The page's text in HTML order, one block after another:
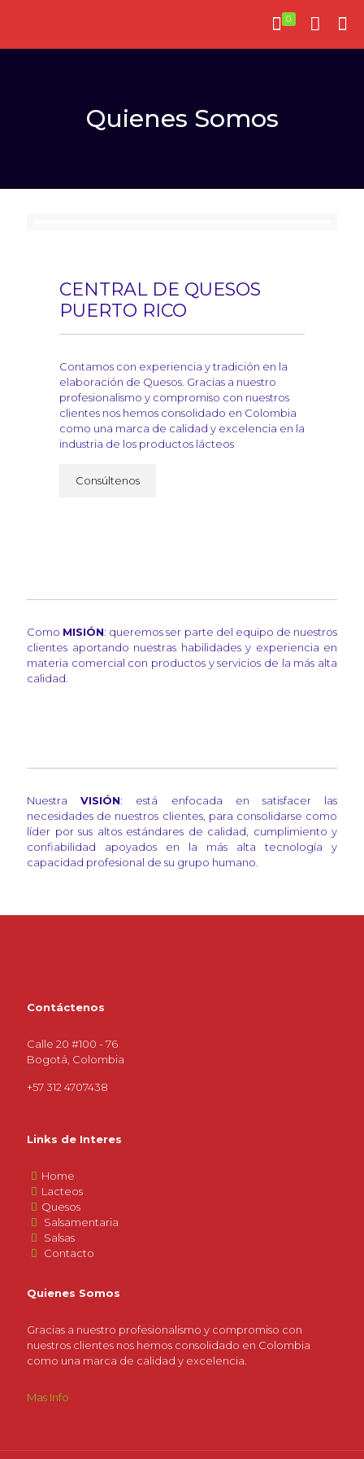
0
Quienes Somos
CENTRAL DE QUESOS
PUERTO RICO
Contamos con experiencia y tradición en la
elaboración de Quesos. Gracias a nuestro
profesionalismo y compromiso con nuestros
clientes nos hemos consolidado en Colombia
como una marca de calidad y excelencia en la
industria de los productos lácteos
Consúltenos
Como MISIÓN: queremos ser parte del equipo de nuestros
clientes aportando nuestras habilidades y experiencia en
materia comercial con productos y servicios de la más alta
calidad.
NuestraVISIÓN: está enfocada en satisfacer las
necesidades de nuestros clientes, para consolidarse como
líder por sus altos estándares de calidad, cumplimiento y
confiabilidad apoyados en la más alta tecnología y
capacidad profesional de su grupo humano.
Contáctenos
Calle 20 #100 - 76
Bogotá, Colombia
+57 312 4707438
Links de Interes
Home
Lacteos
Quesos
Salsamentaria
Salsas
Contacto
Quienes Somos
Gracias a nuestro profesionalismo y compromiso con
nuestros clientes nos hemos consolidado en Colombia
como una marca de calidad y excelencia.
Mas Info